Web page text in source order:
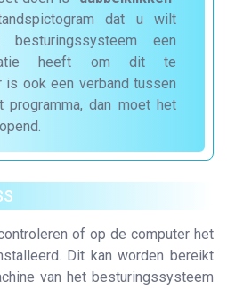
dat u wilt
een
heeft om dit te
is ook een verband tussen
programma, dan moet het
of op de computer het
Dit kan worden bereikt
van het besturingssysteem